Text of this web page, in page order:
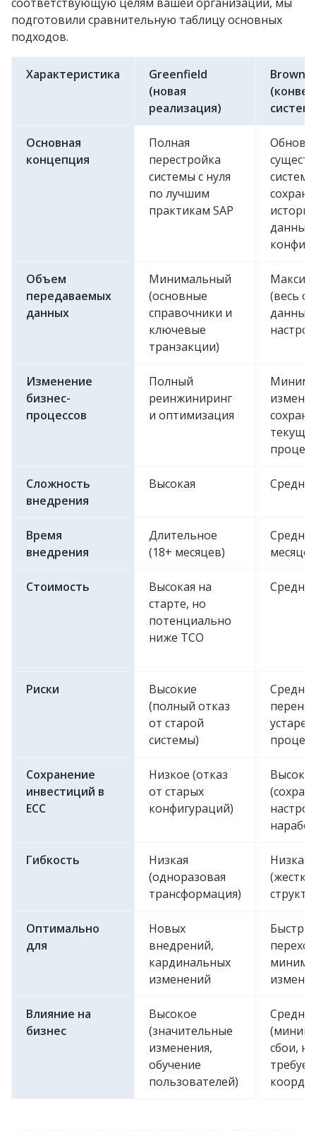
соответствующую целям вашей организации, мы
подготовили сравнительную таблицу основных
подходов.
Характеристика
Greenfield
(новая
реализация)
Основная
концепция
Полная
перестройка
системы с нуля
по лучшим
практикам SAP
данных
Объем
передаваемых
данных
Минимальный
(основные
справочники и
ключевые
транзакции)
(весь
данных
Изменение
бизнес-
процессов
Полный
реинжиниринг
и оптимизация
Сложность
внедрения
Высокая Средняя
Время
внедрения
Длительное
(18+ месяцев)
Стоимость
Высокая на
старте, но
потенциально
ниже TCO
Средняя
Риски
Высокие
(полный отказ
от старой
системы)
Сохранение
инвестиций в
ECC
Низкое (отказ
от старых
конфигураций)
Гибкость
Низкая
(одноразовая
трансформация)
Низкая
Оптимально
для
Новых
внедрений,
кардинальных
изменений
Влияние на
бизнес
Высокое
(значительные
изменения,
обучение
пользователей)
сбои, но
требует